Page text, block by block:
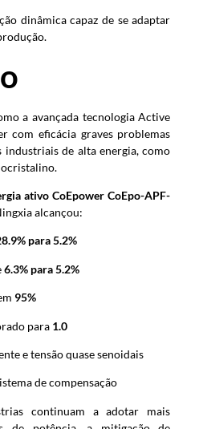
dinâmica capaz de se adaptar
a avançada tecnologia Active
com eficácia graves problemas
industriais de alta energia, como
ativo CoEpower CoEpo-APF-
alcançou:
para 5.2%
6.3% para 5.2%
95%
para 1.0
e tensão quase senoidais
de compensação
continuam a adotar mais